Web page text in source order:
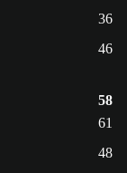
36
46
58
61
48